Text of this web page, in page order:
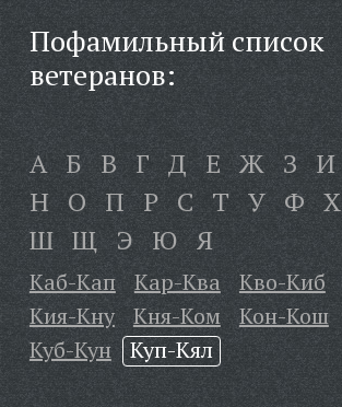
Пофамильный список
ветеранов:
А Б В Г Д Е Ж З И
Н О П Р С Т У Ф Х
Ш Щ Э Ю Я
Каб-Кап Кар-Ква Кво-Киб
Кия-Кну
Кня-Ком Кон-Кош
Куб-Кун
Куп-Кял